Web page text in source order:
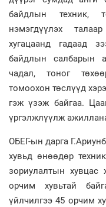
байдлын техник,
нэмэгдүүлэх
хугацаанд гадаад
байдлын салбарын
чадал, тоног
томоохон төслүүд
гэж үзэж байгаа.
үргэлжлүүлж
ОБЕГ-ын дарга
хувьд өнөөдөр
зориулалтын хувцас
орчим хувьтай
үйлчилгээ 45 орчим